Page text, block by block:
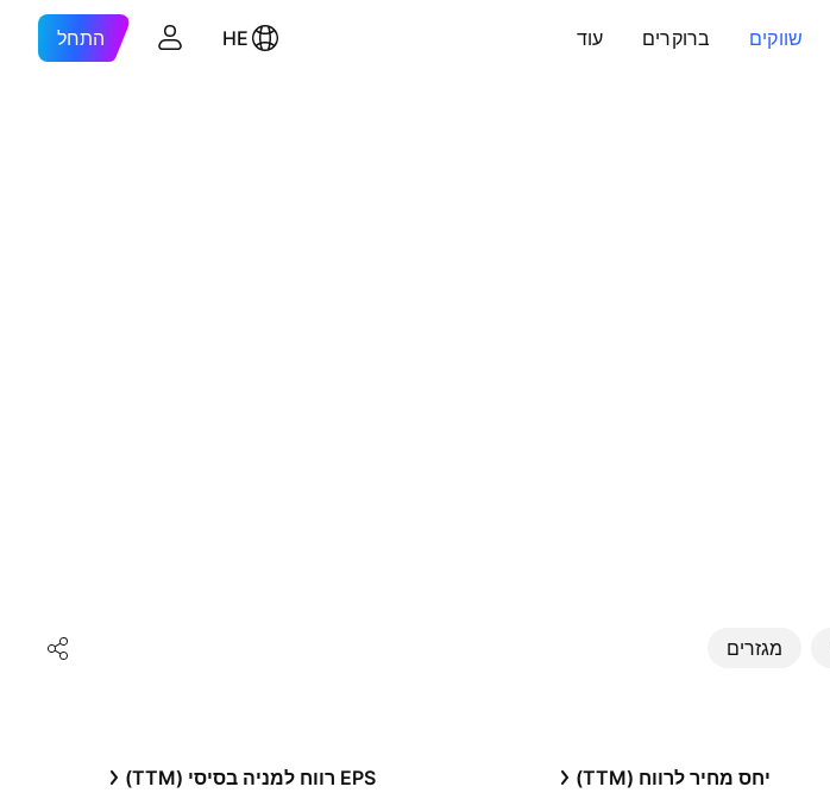
שווקים ברוקרים עוד HE התחל
מגזרים
יחס מחיר לרווח (TTM) EPS רווח למניה בסיסי (TTM)